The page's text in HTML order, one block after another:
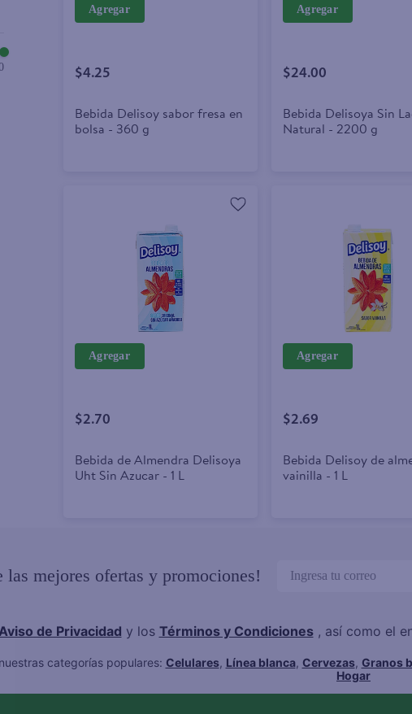
Agregar
$4.25
Bebida Delisoy sabor fresa en
bolsa - 360 g
Agregar
$24.00
Bebida Delisoya Sin
Natural - 2200 g
Agregar
$2.70
Bebida de Almendra Delisoya
Uht Sin Azucar - 1 L
Agregar
$2.69
Bebida Delisoy de
vainilla - 1 L
las mejores ofertas y promociones!
de Privacidad y los Términos y Condiciones, así como el
categorías populares: Celulares, Línea blanca, Cervezas, Granos
Hogar